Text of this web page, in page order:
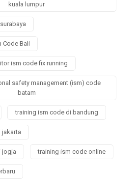
kuala lumpur
Code Bali
ism code fix running
safety management (ism) code
batam
training ism code di bandung
jogja training ism code online